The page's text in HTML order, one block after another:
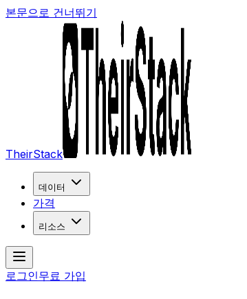
본문으로 건너뛰기
TheirStack
데이터
가격
리소스
로그인무료 가입